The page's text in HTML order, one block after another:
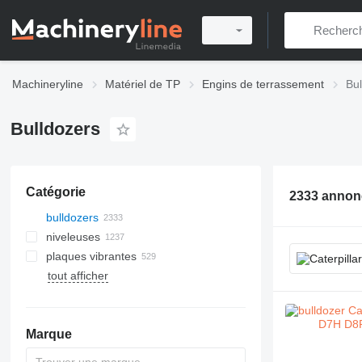
Machineryline Matériel de TP Engins de terrassement
Bulldozers
Catégorie
bulldozers
niveleuses
plaques vibrantes
tout afficher
Marque
2333